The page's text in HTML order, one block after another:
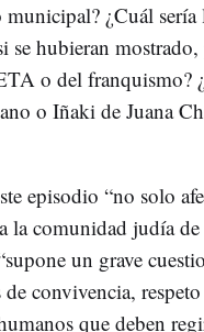
municipal? ¿Cuál sería
se hubieran
o del franquismo?
o Iñaki de Juana
episodio “no solo
la comunidad judía
un grave
convivencia,
que deben